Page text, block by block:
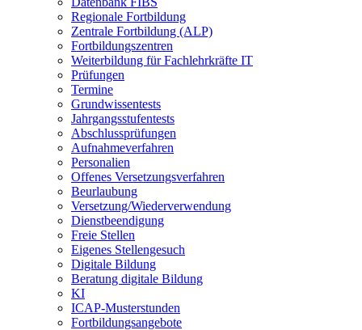
Regionale Fortbildung
Zentrale Fortbildung (ALP)
Fortbildungszentren
Weiterbildung für Fachlehrkräfte IT
Prüfungen
Termine
Grundwissentests
Jahrgangsstufentests
Abschlussprüfungen
Aufnahmeverfahren
Personalien
Offenes Versetzungsverfahren
Beurlaubung
Versetzung/Wiederverwendung
Dienstbeendigung
Freie Stellen
Eigenes Stellengesuch
Digitale Bildung
Beratung digitale Bildung
KI
ICAP-Musterstunden
Fortbildungsangebote